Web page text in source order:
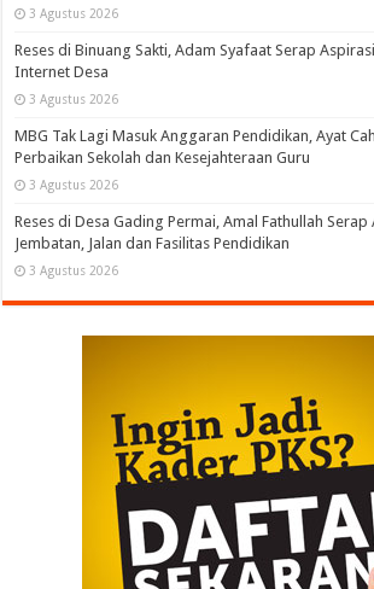
3 Agustus 2026
Reses di Binuang Sakti, Adam Syafaat Serap
Internet Desa
3 Agustus 2026
MBG Tak Lagi Masuk Anggaran Pendidikan, Ayat
Perbaikan Sekolah dan Kesejahteraan Guru
3 Agustus 2026
Reses di Desa Gading Permai, Amal Fathullah Serap
Jembatan, Jalan dan Fasilitas Pendidikan
3 Agustus 2026